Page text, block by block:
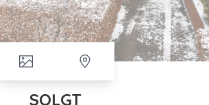
SOLGT